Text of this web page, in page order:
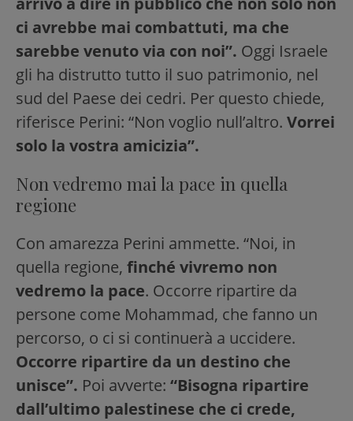
ci avrebbe mai combattuti, ma che
sarebbe venuto via con noi”. Oggi Israele
gli ha distrutto tutto il suo patrimonio, nel
sud del Paese dei cedri. Per questo chiede,
riferisce Perini: “Non voglio null’altro. Vorrei
solo la vostra amicizia”.
Non vedremo mai la pace in quella
regione
Con amarezza Perini ammette. “Noi, in
quella regione, finché vivremo non
vedremo la pace. Occorre ripartire da
persone come Mohammad, che fanno un
percorso, o ci si continuerà a uccidere.
Occorre ripartire da un destino che
unisce”. Poi avverte: “Bisogna ripartire
dall’ultimo palestinese che ci crede,